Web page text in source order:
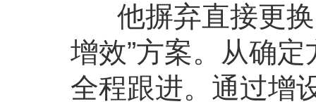
他摒弃直接更换
增效”方案。从确
全程跟进。通过增